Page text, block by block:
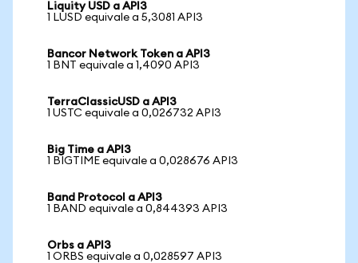
Liquity USD a API3
1 LUSD equivale a 5,3081 API3
Bancor Network Token a API3
1 BNT equivale a 1,4090 API3
TerraClassicUSD a API3
1 USTC equivale a 0,026732 API3
Big Time a API3
1 BIGTIME equivale a 0,028676 API3
Band Protocol a API3
1 BAND equivale a 0,844393 API3
Orbs a API3
1 ORBS equivale a 0,028597 API3